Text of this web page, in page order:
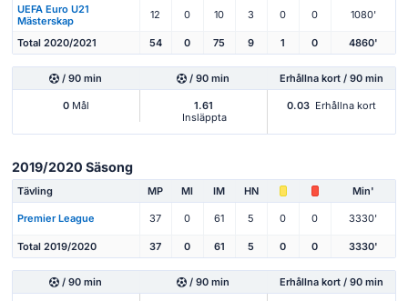
UEFA Euro U21
Mästerskap
12 0 10 3 0 0 1080'
Total 2020/2021 54 0 75 9 1 0 4860'
/ 90 min / 90 min Erhållna kort / 90 min
0Mål
1.61
Insläppta
0.03 Erhållna kort
2019/2020 Säsong
Tävling MP Ml IM HN Min'
Premier League 37 0 61 5 0 0 3330'
Total 2019/2020 37 0 61 5 0 0 3330'
/ 90 min / 90 min Erhållna kort / 90 min